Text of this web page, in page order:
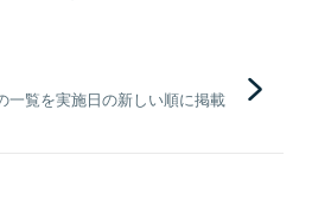
一覧を実施日の新しい順に掲載